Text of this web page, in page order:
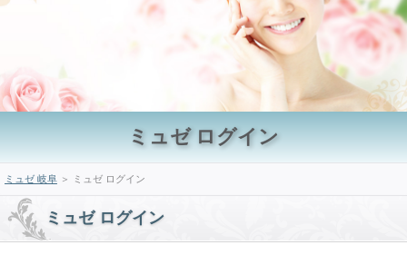
ミュゼ ログイン
ミュゼ 岐阜＞ ミュゼ ログイン
ミュゼ ログイン